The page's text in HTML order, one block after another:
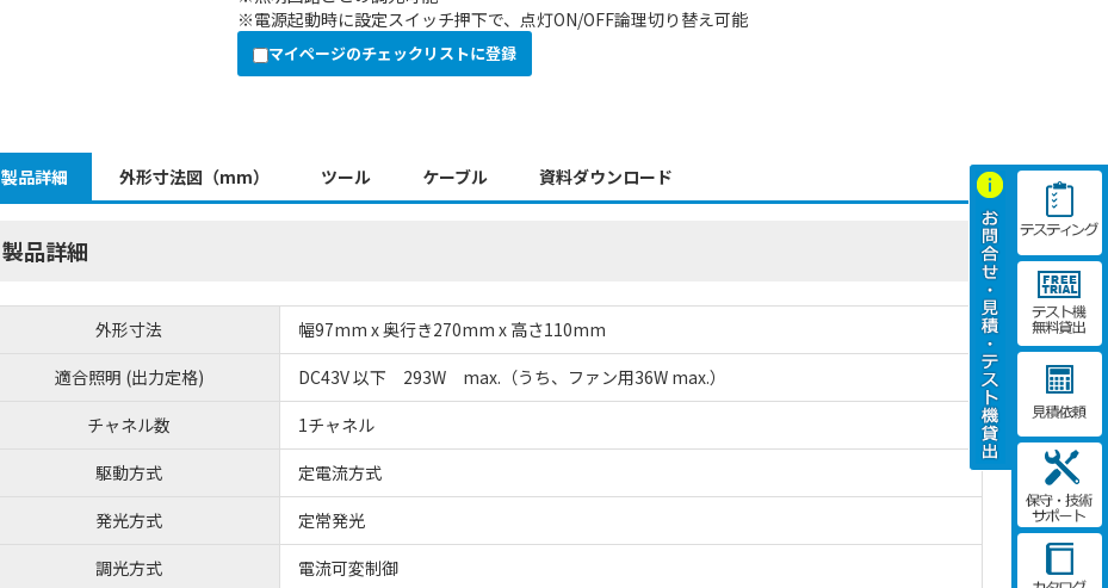
※電源起動時に設定スイッチ押下で、点灯ON/OFF論理切り替え可能
マイページのチェックリストに登録
製品詳細 外形寸法図（mm） ツール ケーブル 資料ダウンロード
製品詳細
外形寸法
幅97mm x 奥行き270mm x 高さ110mm
適合照明 (出力定格)
DC43V 以下 293W max.（うち、ファン用36W max.）
チャネル数
1チャネル
駆動方式
定電流方式
発光方式
定常発光
調光方式
電流可変制御